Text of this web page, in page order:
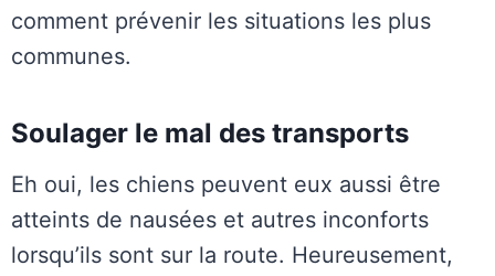
comment prévenir les situations les plus
communes.
Soulager le mal des transports
Eh oui, les chiens peuvent eux aussi être
atteints de nausées et autres inconforts
lorsqu’ils sont sur la route. Heureusement,